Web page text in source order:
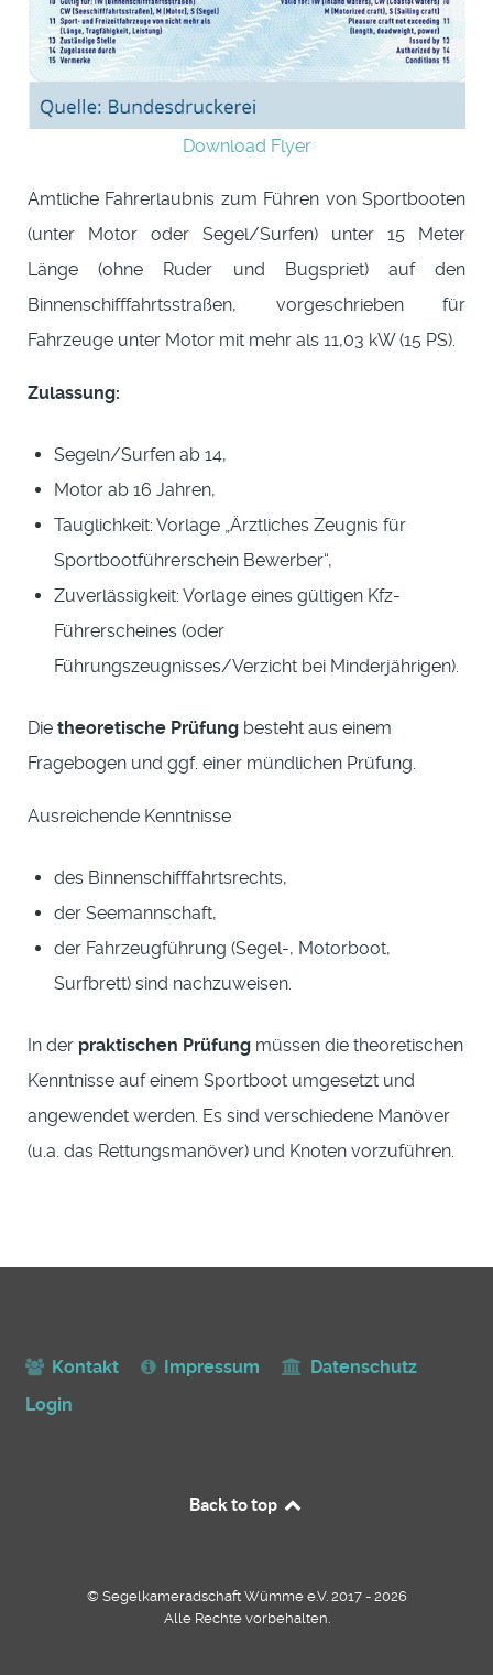
Download Flyer
Amtliche Fahrerlaubnis zum Führen von Sportbooten
(unter Motor oder Segel/Surfen) unter 15 Meter
Länge (ohne Ruder und Bugspriet) auf den
Binnenschifffahrtsstraßen, vorgeschrieben für
Fahrzeuge unter Motor mit mehr als 11,03 kW (15 PS).
Zulassung:
Segeln/Surfen ab 14,
Motor ab 16 Jahren,
Tauglichkeit: Vorlage „Ärztliches Zeugnis für
Sportbootführerschein Bewerber“,
Zuverlässigkeit: Vorlage eines gültigen Kfz-
Führerscheines (oder
Führungszeugnisses/Verzicht bei Minderjährigen).
Die theoretische Prüfung besteht aus einem
Fragebogen und ggf. einer mündlichen Prüfung.
Ausreichende Kenntnisse
des Binnenschifffahrtsrechts,
der Seemannschaft,
der Fahrzeugführung (Segel-, Motorboot,
Surfbrett) sind nachzuweisen.
In der praktischen Prüfung müssen die theoretischen
Kenntnisse auf einem Sportboot umgesetzt und
angewendet werden. Es sind verschiedene Manöver
(u.a. das Rettungsmanöver) und Knoten vorzuführen.
Kontakt Impressum
Datenschutz
Login
Back to top
© Segelkameradschaft Wümme e.V. 2017 - 2026
Alle Rechte vorbehalten.